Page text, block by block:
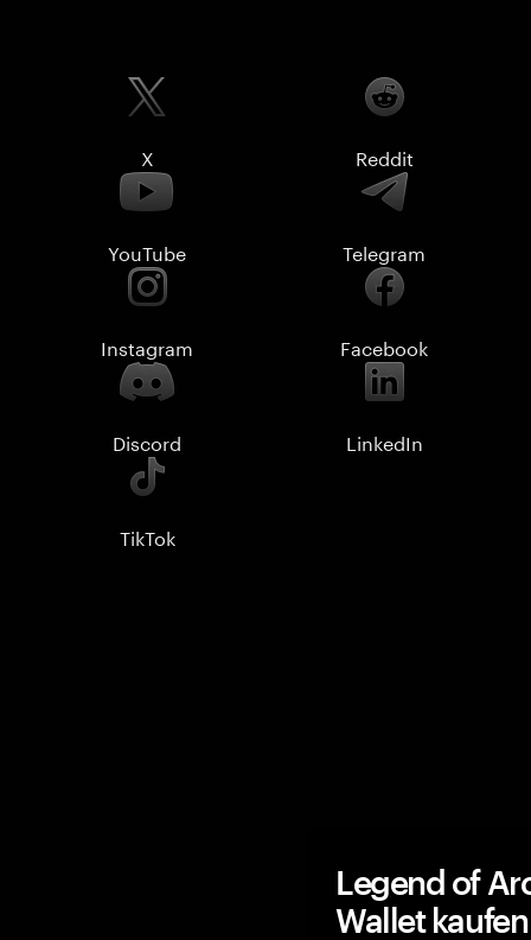
X Reddit
YouTube Telegram
Instagram Facebook
Discord LinkedIn
TikTok
Legend of
Wallet